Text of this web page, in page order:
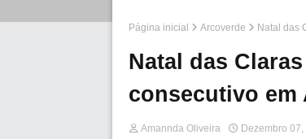
Página inicial Arcoverde Natal das
Natal das
consecutivo em
Amannda Oliveira Dezembro 07,